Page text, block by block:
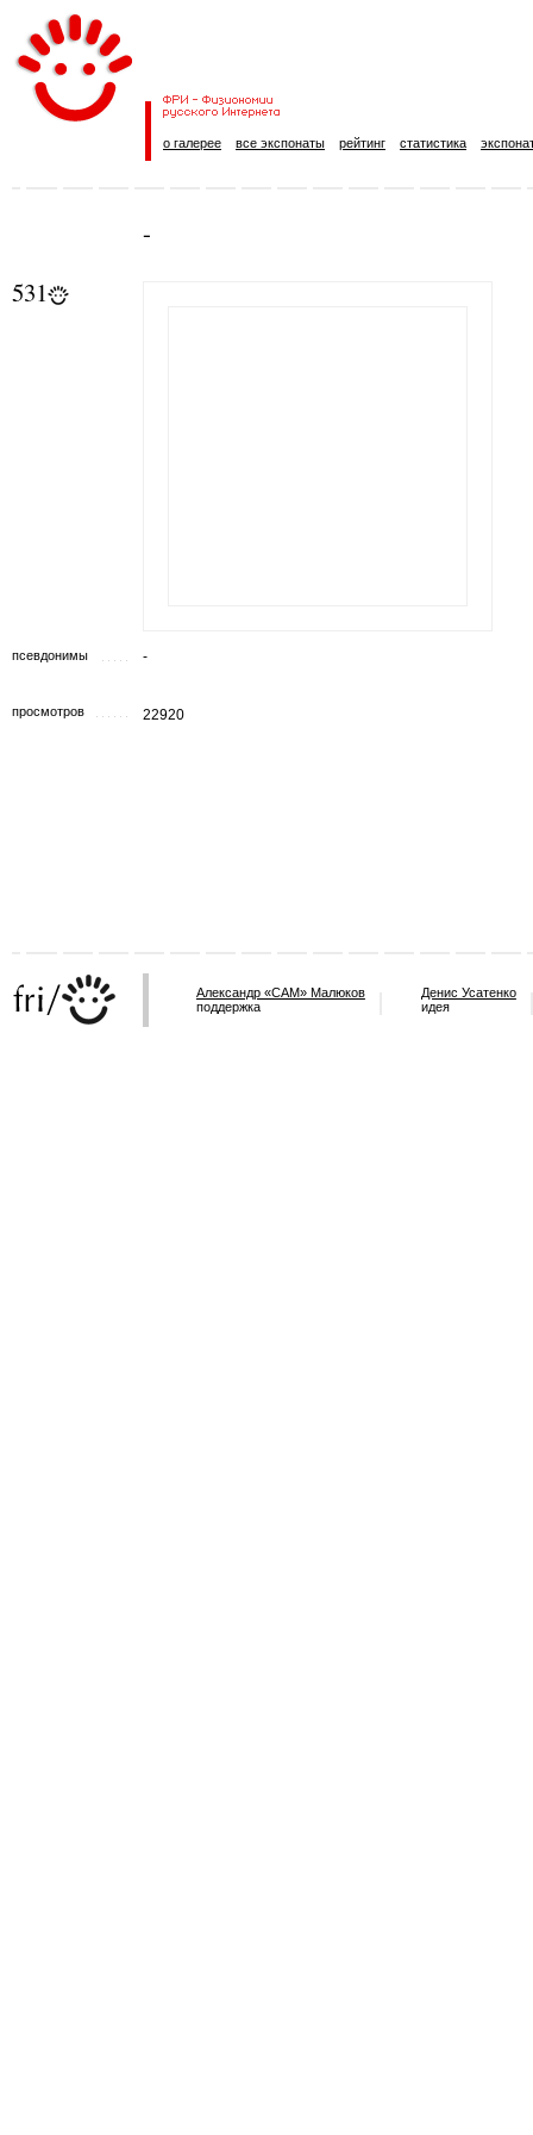
о галерее все экспонаты рейтинг статистика
-
531
псевдонимы -
просмотров 22920
Александр «САМ» Малюков
поддержка
Денис Усатенко
идея